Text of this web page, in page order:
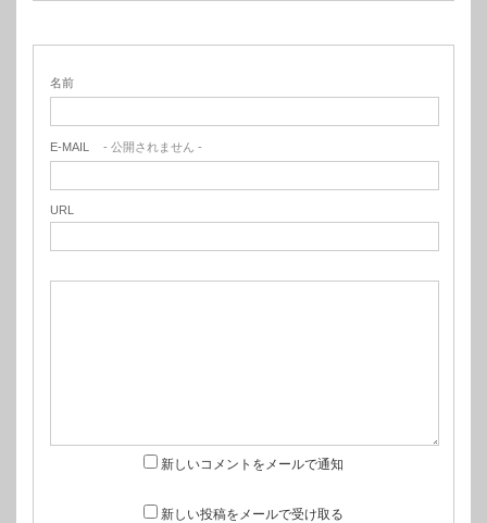
名前
E-MAIL - 公開されません -
URL
新しいコメントをメールで通知
新しい投稿をメールで受け取る